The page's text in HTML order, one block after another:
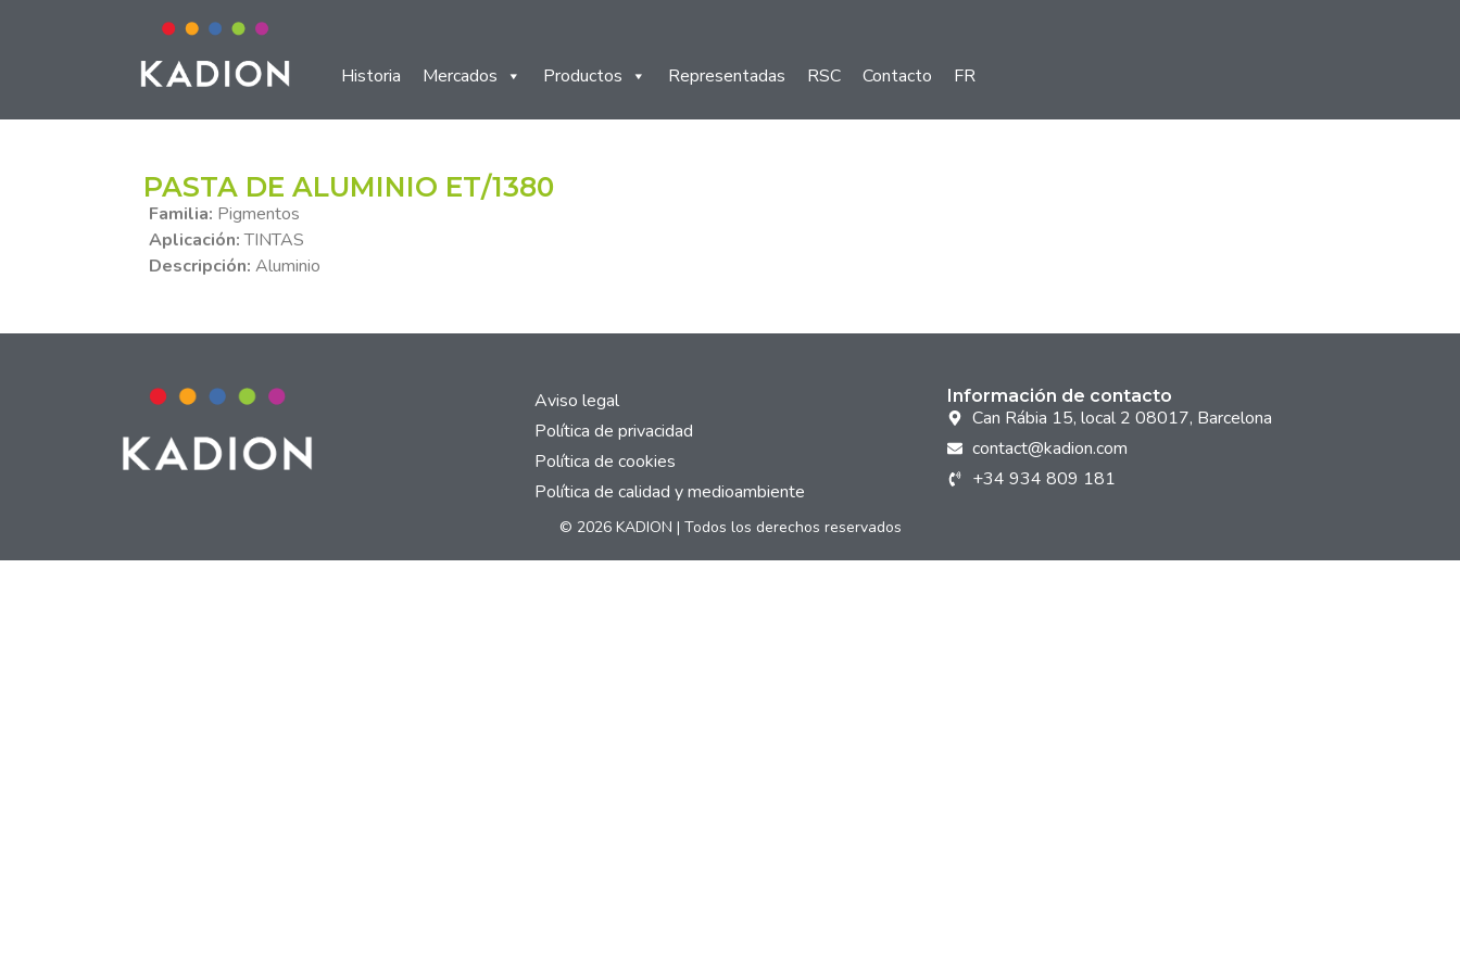
Historia Mercados Productos Representadas RSC Contacto FR
PASTA DE ALUMINIO ET/1380
Familia: Pigmentos
Aplicación:TINTAS
Descripción: Aluminio
Aviso legal
Política de privacidad
Política de cookies
Política de calidad y medioambiente
Información de contacto
Can Rábia 15, local 2 08017, Barcelona
contact@kadion.com
+34 934 809 181
© 2026 KADION | Todos los derechos reservados